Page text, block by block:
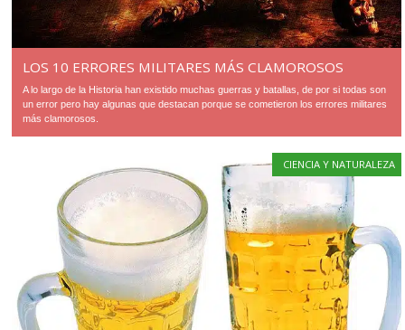
LOS 10 ERRORES MILITARES MÁS CLAMOROSOS
A lo largo de la Historia han existido muchas guerras y batallas, de por si todas son
un error pero hay algunas que destacan porque se cometieron los errores militares
más clamorosos.
CIENCIA Y NATURALEZA